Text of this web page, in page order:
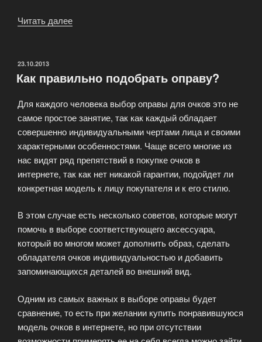
Читать далее
ОПУБЛИКОВАНО
23.10.2013
Как правильно подобрать оправу?
Для каждого человека выбор оправы для очков это не
самое простое занятие, так как каждый обладает
совершенно индивидуальными чертами лица и своими
характерными особенностями. Чаще всего многие из
нас видят ряд препятствий в покупке очков в
интернете, так как нет никакой гарантии, подойдет ли
конкретная модель к лицу покупателя и к его стилю.
В этом случае есть несколько советов, которые могут
помочь в выборе соответствующего аксессуара,
который во многом может дополнить образ, сделать
обладателя очков индивидуальностью и добавить
запоминающихся деталей во внешний вид.
Одним из самых важных в выборе оправы будет
сравнение, то есть при желании купить понравившуюся
модель очков в интернете, но при отсутствии